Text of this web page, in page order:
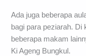
Ada juga beberapa
bagi para peziarah.
beberapa makam
Ki Ageng Bungkul.